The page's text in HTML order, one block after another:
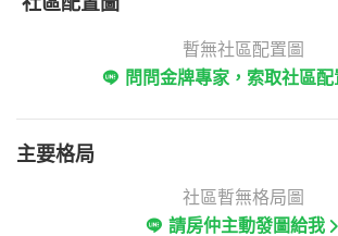
暫無社區配置圖
問問金牌專家，索取社區配
主要格局
社區暫無格局圖
請房仲主動發圖給我